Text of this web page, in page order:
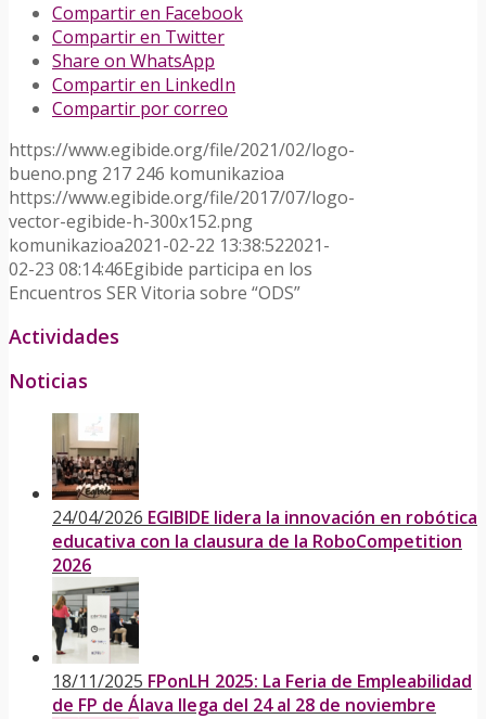
Compartir en Facebook
Compartir en Twitter
Share on WhatsApp
Compartir en LinkedIn
Compartir por correo
https://www.egibide.org/file/2021/02/logo-
bueno.png 217 246 komunikazioa
https://www.egibide.org/file/2017/07/logo-
vector-egibide-h-300x152.png
komunikazioa2021-02-22 13:38:522021-
02-23 08:14:46Egibide participa en los
Encuentros SER Vitoria sobre “ODS”
Actividades
Noticias
24/04/2026 EGIBIDE lidera la innovación en robótica
educativa con la clausura de la RoboCompetition
2026
18/11/2025 FPonLH 2025: La Feria de Empleabilidad
de FP de Álava llega del 24 al 28 de noviembre